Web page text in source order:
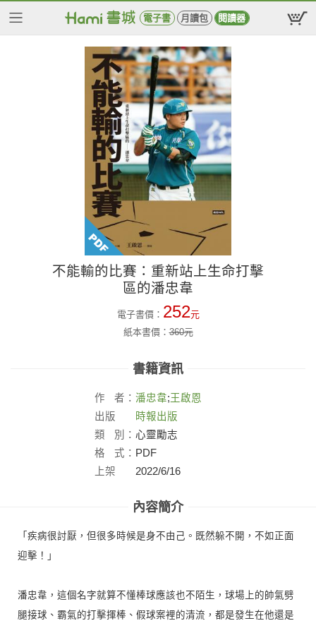
電子書 月讀包 閱讀器
不能輸的比賽：重新站上生命打擊
區的潘忠韋
電子書價： 252元
紙本書價：360元
書籍資訊
作 者： 潘忠韋;王啟恩
出版
社：
時報出版
類
別： 心靈勵志
格
式： PDF
上架
2022/6/16
內容簡介
「疾病很討厭，但很多時候是身不由己。既然躲不開，不如正面
迎擊！」
潘忠韋，這個名字就算不懂棒球應該也不陌生，球場上的帥氣劈
腿接球、霸氣的打擊揮棒、假球案裡的清流，都是發生在他還是